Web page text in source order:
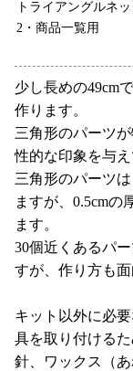
トライアングルネ
2・商品一覧用
少し長めの49cm
作ります。
三角形のパーツ
性的な印象を与え
三角形のパーツ
ますが、0.5cmの
ます。
30個近くあるパ
すが、作り方も面
キット以外に必
具を取り付ける
針、ワックス（あ